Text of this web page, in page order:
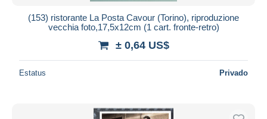
(153) ristorante La Posta Cavour (Torino), riproduzione
vecchia foto,17,5x12cm (1 cart. fronte-retro)
± 0,64 US$
Estatus Privado